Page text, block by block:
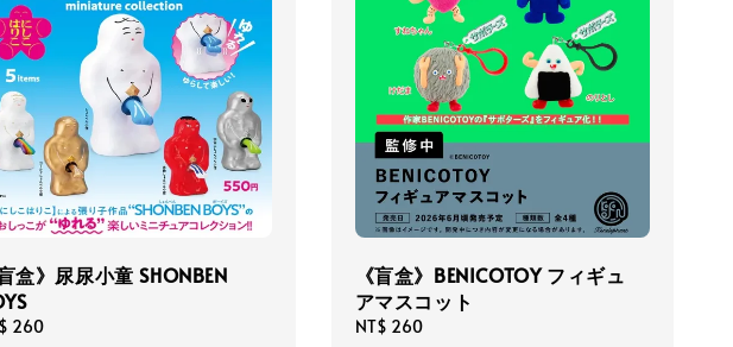
盲盒》尿尿小童 SHONBEN
260
《盲盒》BENICOTOY フィギュ
アマスコット
Regular
NT$ 260